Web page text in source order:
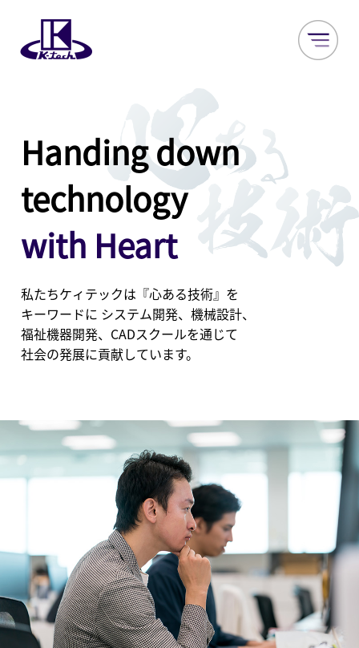
Handing down
technology
with Heart
私たちケィテックは『心ある技術』を
キーワードに システム開発、機械設計、
福祉機器開発、CADスクールを通じて
社会の発展に貢献しています。